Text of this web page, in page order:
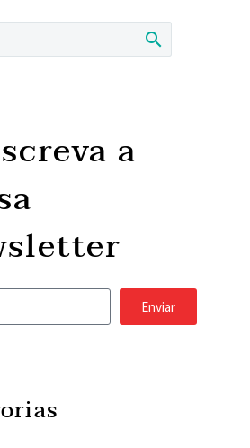
a
Enviar